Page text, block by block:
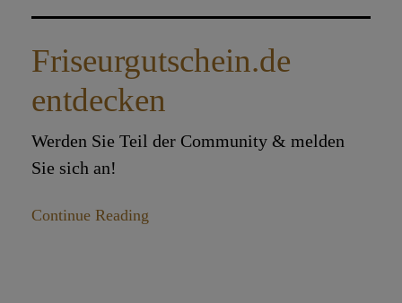
Friseurgutschein.de
entdecken
Werden Sie Teil der Community & melden
Sie sich an!
Continue Reading